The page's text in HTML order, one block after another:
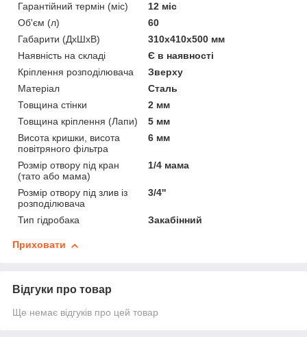
Гарантійний термін (міс)
12 міс
Об'єм (л)
60
Габарити (ДхШхВ)
310х410х500 мм
Наявність на складі
Є в наявності
Кріплення розподілювача
Зверху
Матеріал
Сталь
Товщина стінки
2 мм
Товщина кріплення (Лапи)
5 мм
Висота кришки, висота
повітряного фільтра
6 мм
Розмір отвору під кран
(тато або мама)
1/4 мама
Розмір отвору під злив із
розподілювача
3/4''
Тип гідробака Закабінний
Приховати
Відгуки про товар
Ще немає відгуків про цей товар